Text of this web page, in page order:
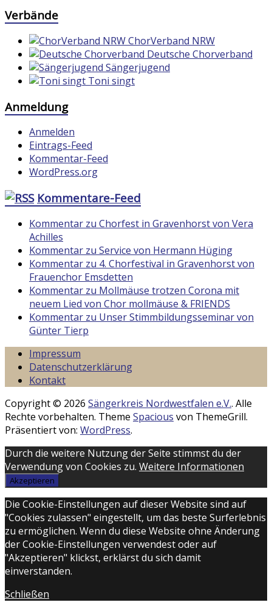
Verbände
ChorVerband NRW
Deutsche Chorverband
Sängerjugend
Toni singt
Anmeldung
Anmelden
Eintrags-Feed
Kommentar-Feed
WordPress.org
Kommentare-Feed
Kommentar zu Chorfest in Gravenhorst von Vera
Achilles
Kommentar zu Service von Hermann Hüging
Kommentar zu 4. Chorfestival in Gravenhorst von
Frauenchor Emsdetten
Kommentar zu Mollmäuse trotzen Corona mit
neuem Lied von Chor mollmäuse & FRIENDS
Kommentar zu Unser Stimmbildungsseminar von
Günter Tierp
Impressum
Datenschutzerklärung
Kontakt
Copyright © 2026 Sängerkreis Nordwestfalen e.V.. Alle
Rechte vorbehalten. Theme Spacious von ThemeGrill.
Präsentiert von: WordPress.
Durch die weitere Nutzung der Seite stimmst du der
Verwendung von Cookies zu. Weitere Informationen
Akzeptieren
Die Cookie-Einstellungen auf dieser Website sind auf
"Cookies zulassen" eingestellt, um das beste Surferlebnis
zu ermöglichen. Wenn du diese Website ohne Änderung
der Cookie-Einstellungen verwendest oder auf
"Akzeptieren" klickst, erklärst du sich damit
einverstanden.
Schließen